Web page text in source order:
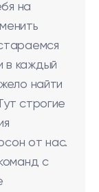
на
в каждый
найти
строгие
от нас.
с